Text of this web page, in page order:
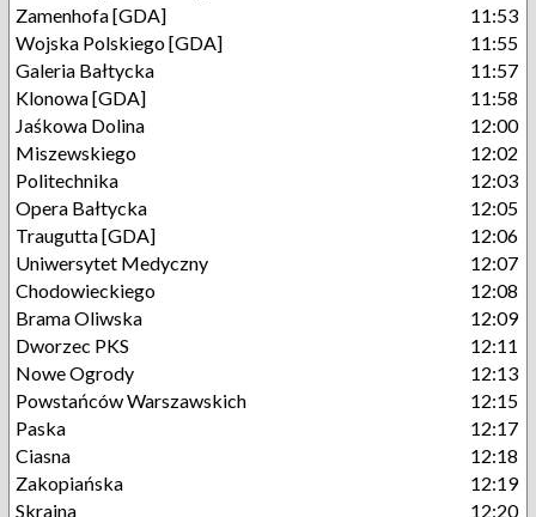
Zamenhofa [GDA]
11:53
Wojska Polskiego [GDA]
11:55
Galeria Bałtycka
11:57
Klonowa [GDA]
11:58
Jaśkowa Dolina
12:00
Miszewskiego
12:02
Politechnika
12:03
Opera Bałtycka
12:05
Traugutta [GDA]
12:06
Uniwersytet Medyczny
12:07
Chodowieckiego
12:08
Brama Oliwska
12:09
Dworzec PKS
12:11
Nowe Ogrody
12:13
Powstańców Warszawskich
12:15
Paska
12:17
Ciasna
12:18
Zakopiańska
12:19
Skrajna
12:20